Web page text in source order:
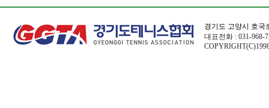
경기도 고양시 호국
대표전화 : 031-968-